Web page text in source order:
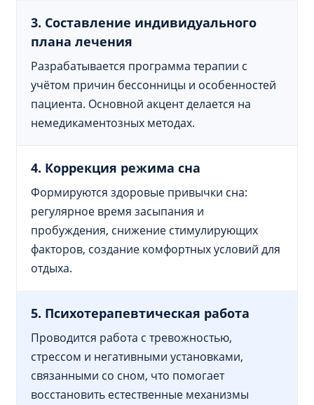
3. Составление индивидуального
плана лечения
Разрабатывается программа терапии с
учётом причин бессонницы и особенностей
пациента. Основной акцент делается на
немедикаментозных методах.
4. Коррекция режима сна
Формируются здоровые привычки сна:
регулярное время засыпания и
пробуждения, снижение стимулирующих
факторов, создание комфортных условий для
отдыха.
5. Психотерапевтическая работа
Проводится работа с тревожностью,
стрессом и негативными установками,
связанными со сном, что помогает
восстановить естественные механизмы